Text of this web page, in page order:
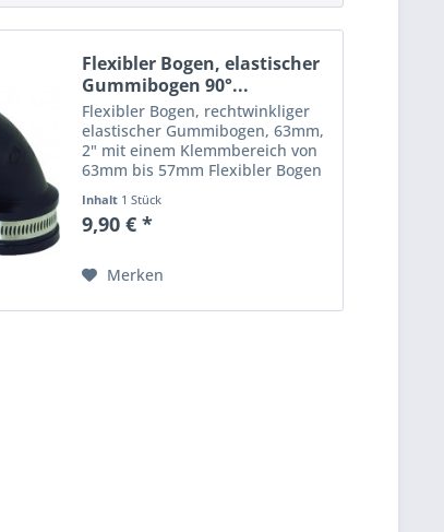
Flexibler Bogen, elastischer
Gummibogen 90°...
Flexibler Bogen, rechtwinkliger
elastischer Gummibogen, 63mm,
2" mit einem Klemmbereich von
63mm bis 57mm Flexibler Bogen
flexible Rohrverbindung,
gefertigt aus einem PVC
aus...
Inhalt 1 Stück
9,90 € *
Merken